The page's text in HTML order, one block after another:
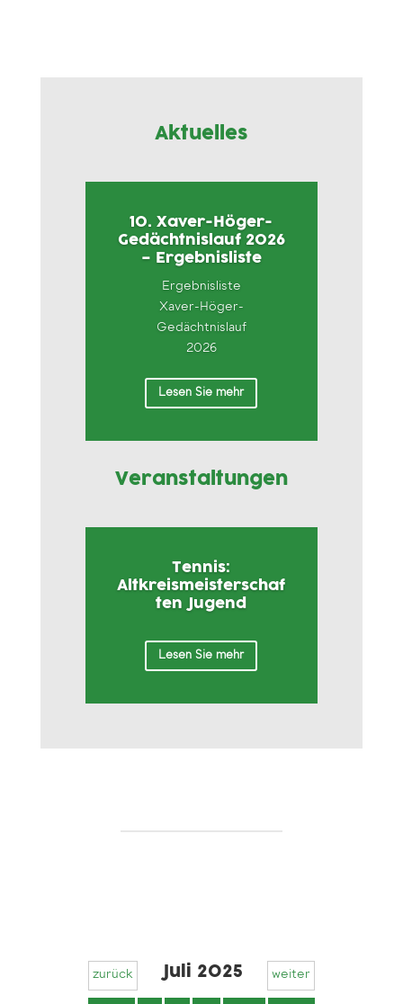
Aktuelles
10. Xaver-Höger-
Gedächtnislauf 2026
– Ergebnisliste
Ergebnisliste
Xaver-Höger-
Gedächtnislauf
2026
Lesen Sie mehr
Veranstaltungen
Tennis:
Altkreismeisterschaf
ten Jugend
Lesen Sie mehr
zurück Juli 2025 weiter